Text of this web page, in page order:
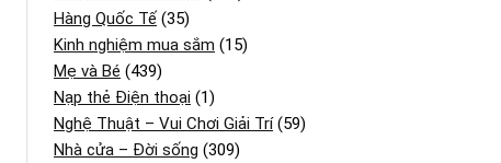
Hàng Quốc Tế (35)
Kinh nghiệm mua sắm (15)
Mẹ và Bé (439)
Nạp thẻ Điện thoại (1)
Nghệ Thuật – Vui Chơi Giải Trí(59)
Nhà cửa – Đời sống (309)